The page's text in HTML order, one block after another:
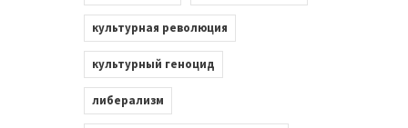
культурная революция
культурный геноцид
либерализм